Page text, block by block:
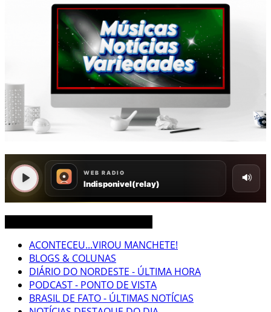
ACONTECEU...VIROU MANCHETE!
BLOGS & COLUNAS
DIÁRIO DO NORDESTE - ÚLTIMA HORA
PODCAST - PONTO DE VISTA
BRASIL DE FATO - ÚLTIMAS NOTÍCIAS